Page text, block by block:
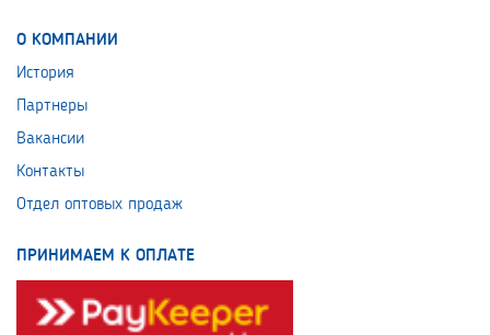
О КОМПАНИИ
История
Партнеры
Вакансии
Контакты
Отдел оптовых продаж
ПРИНИМАЕМ К ОПЛАТЕ